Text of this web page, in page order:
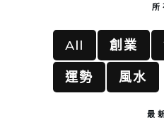
所
All 創業
運勢
風水
最